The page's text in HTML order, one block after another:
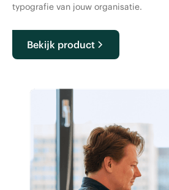
typografie van jouw organisatie.
Bekijk product